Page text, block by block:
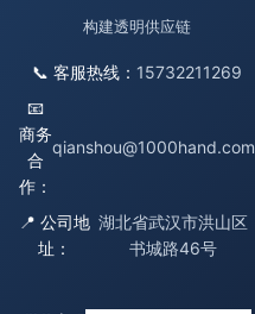
构建透明供应链
📞 客服热线： 15732211269
📧
商务
合
作：
qianshou@1000hand.com
📍 公司地
址：
湖北省武汉市洪山区
书城路46号